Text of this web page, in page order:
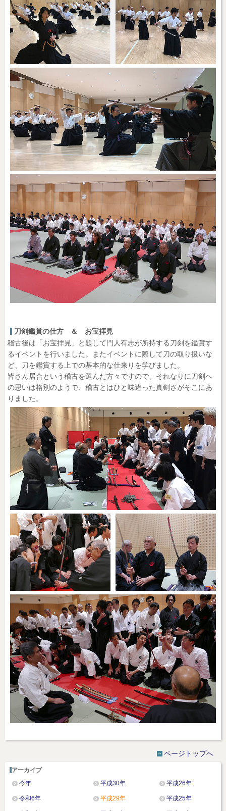
刀剣鑑賞の仕方 ＆ お宝拝見
稽古後は「お宝拝見」と題して門人有志が所持する刀剣を鑑賞す
るイベントを行いました。またイベントに際して刀の取り扱いな
ど、刀を鑑賞する上での基本的な仕来りを学びました。
皆さん居合という稽古を選んだ方々ですので、それなりに刀剣へ
の思いは格別のようで、稽古とはひと味違った真剣さがそこにあ
りました。
ページトップへ
アーカイブ
今年
令和6年
平成30年
平成29年
平成26年
平成25年